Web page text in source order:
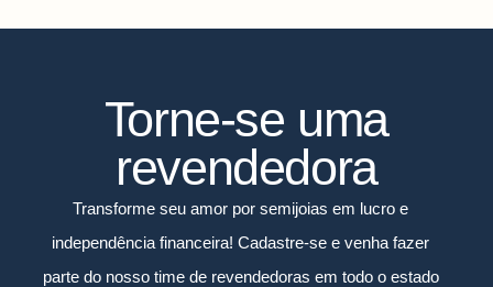
Torne-se uma
revendedora
Transforme seu amor por semijoias em lucro e
independência financeira! Cadastre-se e venha fazer
parte do nosso time de revendedoras em todo o estado